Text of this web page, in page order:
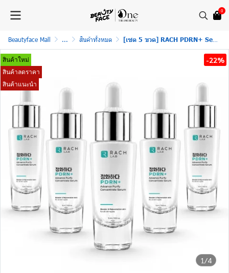
0
Beautyface Mall ... สินค้าทั้งหมด [เซต 5 ขวด] RACH PDRN+ Serum Advance Purify Concentrate เซรั่ม PDRN สูตรเข้มข้น
1/4
สินค้าใหม่
สินค้าลดราคา
สินค้าแนะนำ
-22%